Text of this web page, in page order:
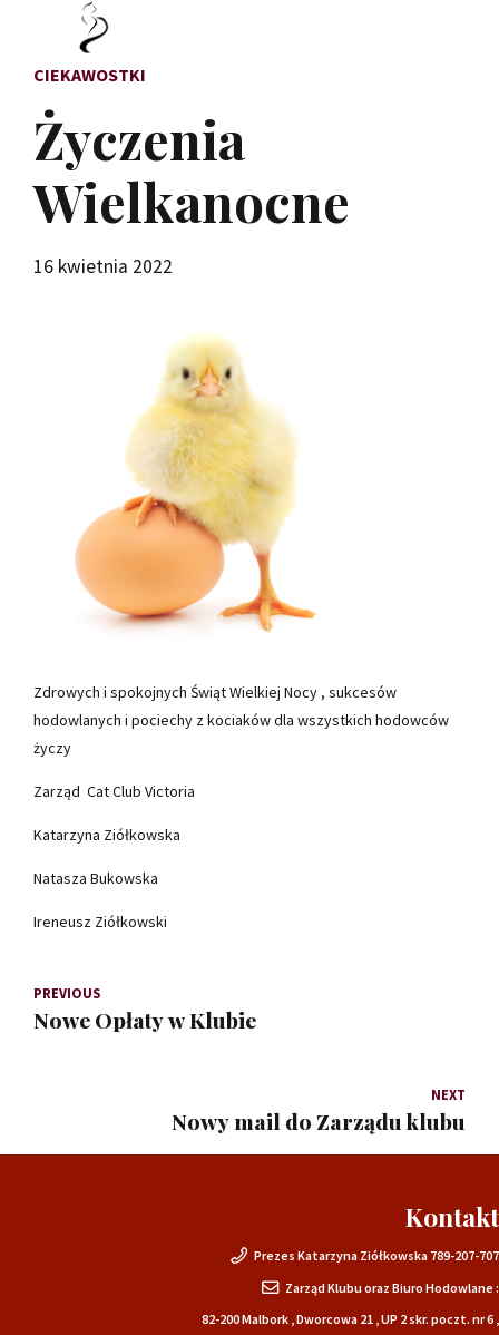
CIEKAWOSTKI
Życzenia
Wielkanocne
16 kwietnia 2022
Zdrowych i spokojnych Świąt Wielkiej Nocy , sukcesów
hodowlanych i pociechy z kociaków dla wszystkich hodowców
życzy
Zarząd Cat Club Victoria
Katarzyna Ziółkowska
Natasza Bukowska
Ireneusz Ziółkowski
PREVIOUS
Nowe Opłaty w Klubie
NEXT
Nowy mail do Zarządu klubu
Kontakt
Prezes Katarzyna Ziółkowska 789-207-707
Zarząd Klubu oraz Biuro Hodowlane :
82-200 Malbork , Dworcowa 21 , UP 2 skr. poczt. nr 6 ,